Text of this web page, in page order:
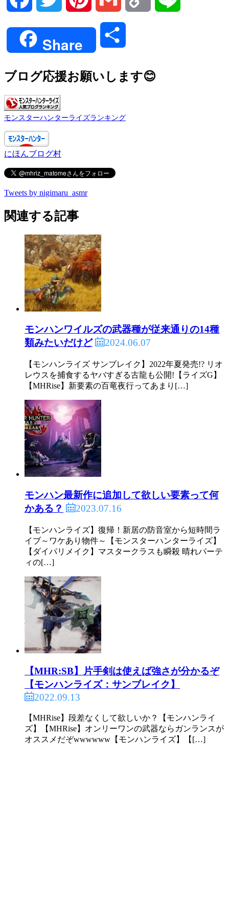
Share
ブログ応援お願いします😊
モンスターハンターライズランキング
にほんブログ村
Tweets by nigimaru_asmr
関連する記事
モンハンワイルズの武器種が従来通りの14種
類みたいだけど
2024.06.07
【モンハンライズ サンブレイク】2022年夏発売!? リオ
レウスを捕食するヤバすぎる古龍も公開!【ライズG】
【MHRise】新要素の百竜夜行ってあまり[…]
モンハン最新作に追加して欲しい要素って何
かある？
2023.07.16
【モンハンライズ】復帰！新居の防音室から短時間ラ
イブ～ワケあり物件～【モンスターハンターライズ】
【ダイパリメイク】マスタークラスも瞬殺 晴れパーテ
ィの[…]
【MHR:SB】片手剣は使えば強さが分かるぞ
【モンハンライズ：サンブレイク】
2022.09.13
【MHRise】段差なくして欲しいか？【モンハンライ
ズ】【MHRise】オンリーワンの武器ならガンランスが
オススメだぞwwwwww【モンハンライズ】【[…]